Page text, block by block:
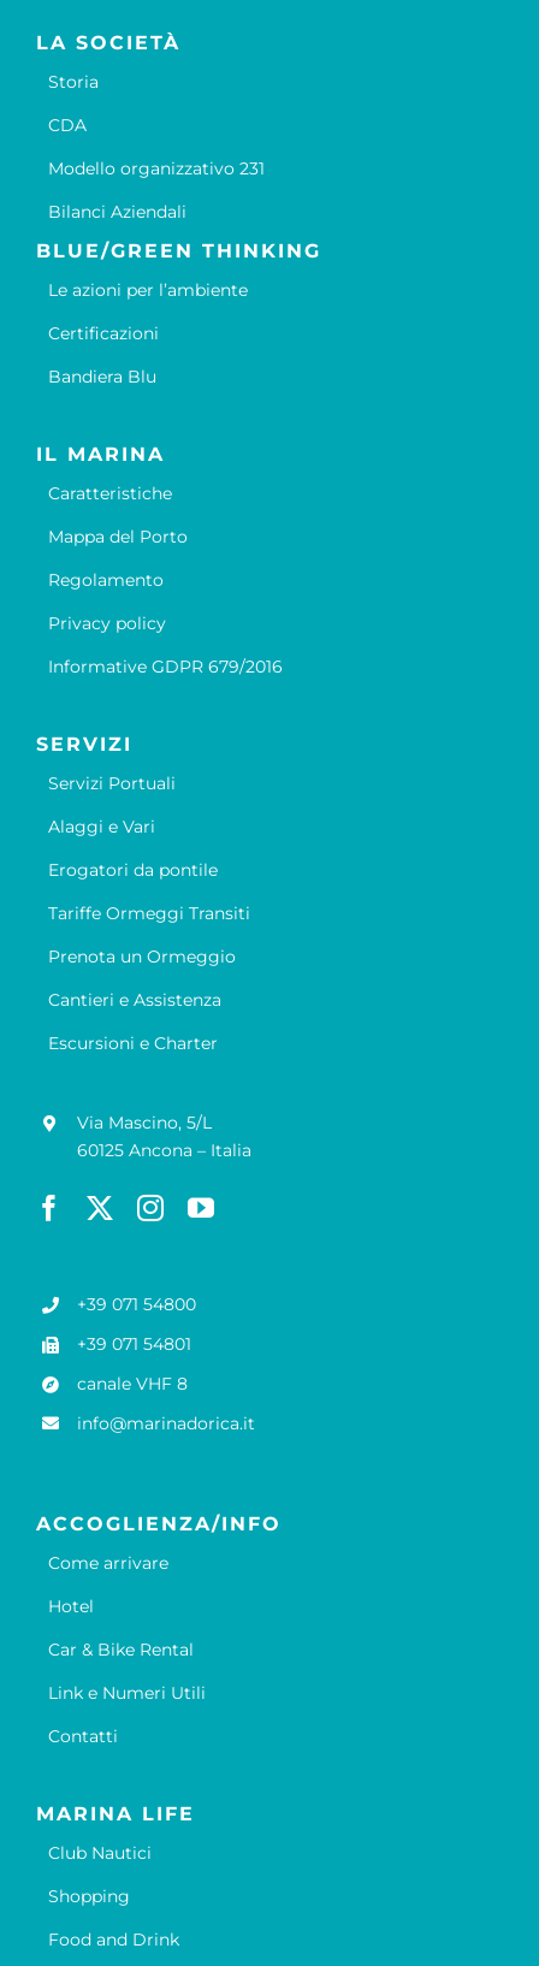
LA SOCIETÀ
Storia
CDA
Modello organizzativo 231
Bilanci Aziendali
BLUE/GREEN THINKING
Le azioni per l’ambiente
Certificazioni
Bandiera Blu
IL MARINA
Caratteristiche
Mappa del Porto
Regolamento
Privacy policy
Informative GDPR 679/2016
SERVIZI
Servizi Portuali
Alaggi e Vari
Erogatori da pontile
Tariffe Ormeggi Transiti
Prenota un Ormeggio
Cantieri e Assistenza
Escursioni e Charter
Via Mascino, 5/L
60125 Ancona – Italia
+39 071 54800
+39 071 54801
canale VHF 8
info@marinadorica.it
ACCOGLIENZA/INFO
Come arrivare
Hotel
Car & Bike Rental
Link e Numeri Utili
Contatti
MARINA LIFE
Club Nautici
Shopping
Food and Drink